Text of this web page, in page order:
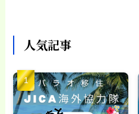
人気記事